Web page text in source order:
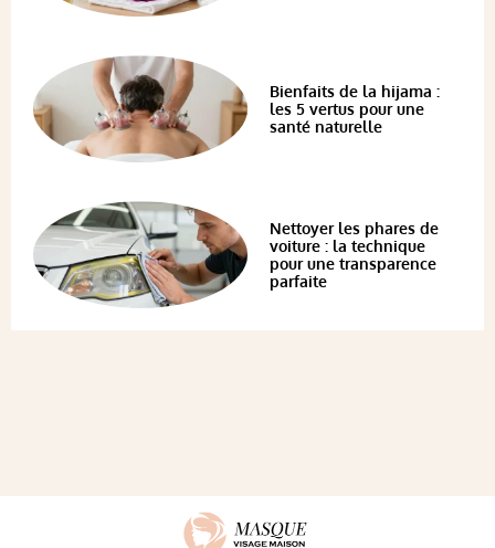
Bienfaits de la hijama :
les 5 vertus pour une
santé naturelle
Nettoyer les phares de
voiture : la technique
pour une transparence
parfaite